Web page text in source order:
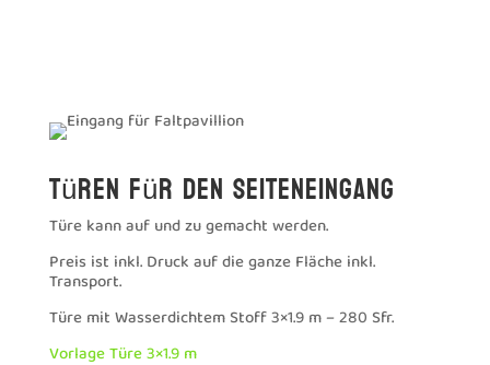
Türen für den Seiteneingang
Türe kann auf und zu gemacht werden.
Preis ist inkl. Druck auf die ganze Fläche inkl.
Transport.
Türe mit Wasserdichtem Stoff 3×1.9 m – 280 Sfr.
Vorlage Türe 3×1.9 m